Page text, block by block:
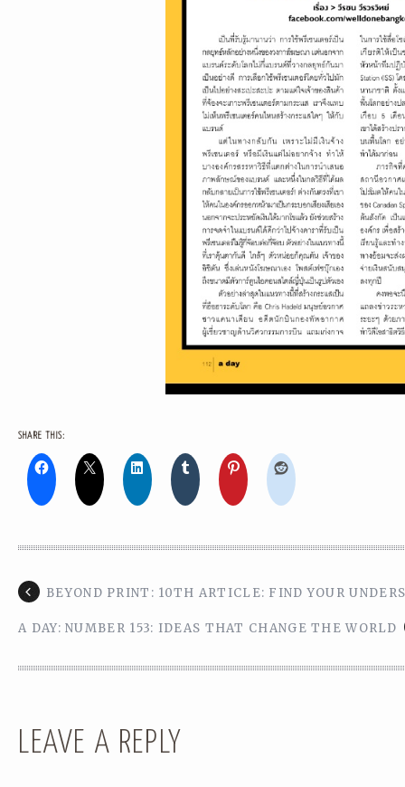
SHARE THIS:
BEYOND PRINT: 10TH ARTICLE: FIND YOUR
A DAY: NUMBER 153: IDEAS THAT CHANGE THE WORLD
LEAVE A REPLY